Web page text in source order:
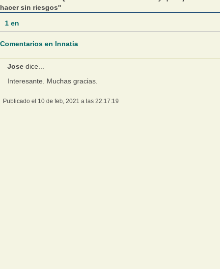
hacer sin riesgos"
1en
Comentarios en Innatia
Jose dice...
Interesante. Muchas gracias.
Publicado el 10 de feb, 2021 a las 22:17:19